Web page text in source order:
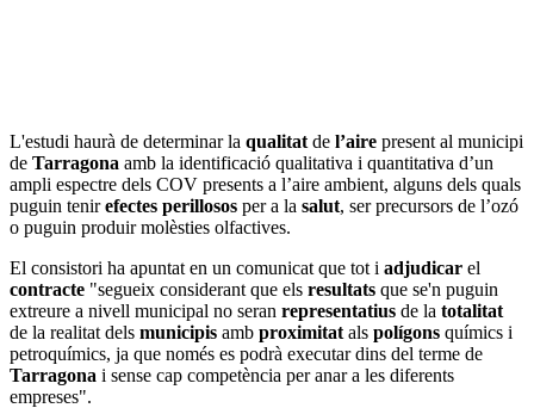
L'estudi haurà de determinar la qualitat de l’aire present al municipi
de Tarragona amb la identificació qualitativa i quantitativa d’un
ampli espectre dels COV presents a l’aire ambient, alguns dels quals
puguin tenirefectes perillosos per a la salut, ser precursors de l’ozó
o puguin produir molèsties olfactives.
El consistori ha apuntat en un comunicat que tot i adjudicar el
contracte "segueix considerant que els resultats que se'n puguin
extreure a nivell municipal no seran representatius de la totalitat
de la realitat dels municipis amb proximitat als polígons químics i
petroquímics, ja que només es podrà executar dins del terme de
Tarragona i sense cap competència per anar a les diferents
empreses".